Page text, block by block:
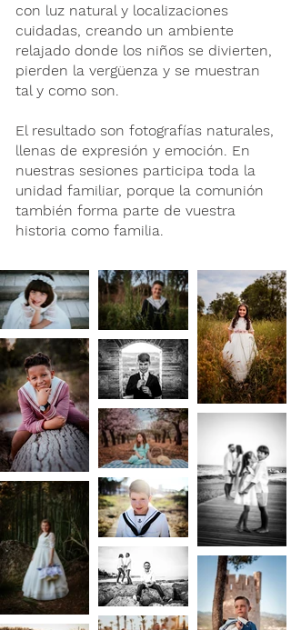
con luz natural y localizaciones
cuidadas, creando un ambiente
relajado donde los niños se divierten,
pierden la vergüenza y se muestran
tal y como son.
El resultado son fotografías naturales,
llenas de expresión y emoción. En
nuestras sesiones participa toda la
unidad familiar, porque la comunión
también forma parte de vuestra
historia como familia.